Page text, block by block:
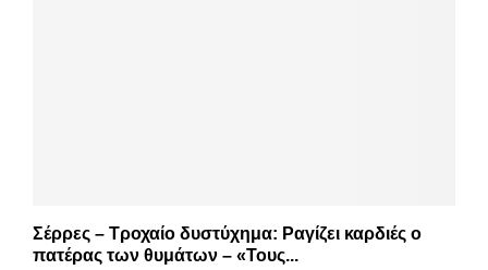
Σέρρες – Τροχαίο δυστύχημα: Ραγίζει καρδιές ο
πατέρας των θυμάτων – «Τους...